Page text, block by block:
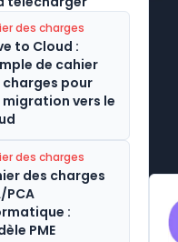
des charges
to Cloud :
de cahier
charges pour
migration vers le
des charges
des charges
PCA
:
PME